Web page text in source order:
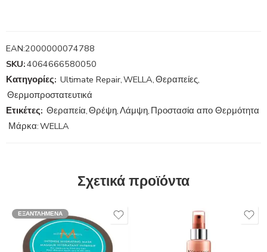
EAN:2000000074788
SKU:4064666580050
Κατηγορίες: Ultimate Repair,WELLA,Θεραπείες,
Θερμοπροστατευτικά
Ετικέτες: Θεραπεία,Θρέψη,Λάμψη, Προστασία απο Θερμότητα
Μάρκα:WELLA
Σχετικά προϊόντα
ΕΞΑΝΤΛΗΜΈΝΑ